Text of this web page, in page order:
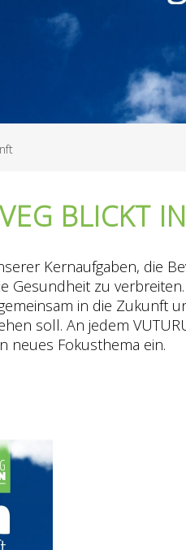
BLICKT
Kernaufgaben, die
zu
in die Zukunft
soll. An jedem
neues Fokusthema ein.